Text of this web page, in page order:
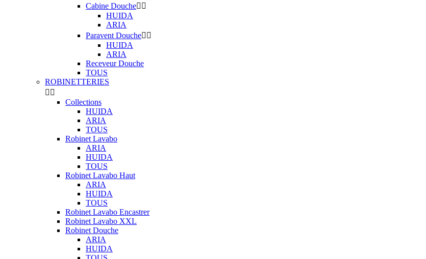
Cabine Douche 
HUIDA
ARIA
Paravent Douche 
HUIDA
ARIA
Receveur Douche
TOUS
ROBINETTERIES
 
Collections
HUIDA
ARIA
TOUS
Robinet Lavabo
ARIA
HUIDA
TOUS
Robinet Lavabo Haut
ARIA
HUIDA
TOUS
Robinet Lavabo Encastrer
Robinet Lavabo XXL
Robinet Douche
ARIA
HUIDA